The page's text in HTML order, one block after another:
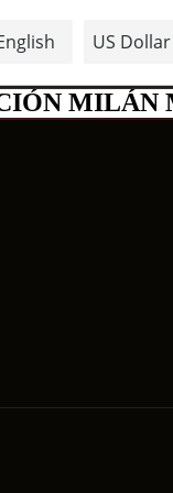
CONTACTOS
MILÁN